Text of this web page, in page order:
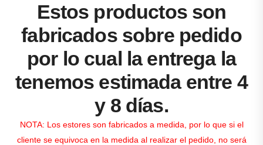
Estos productos son
fabricados sobre pedido
por lo cual la entrega la
tenemos estimada entre 4
y 8 días.
NOTA: Los estores son fabricados a medida, por lo que si el
cliente se equivoca en la medida al realizar el pedido, no será